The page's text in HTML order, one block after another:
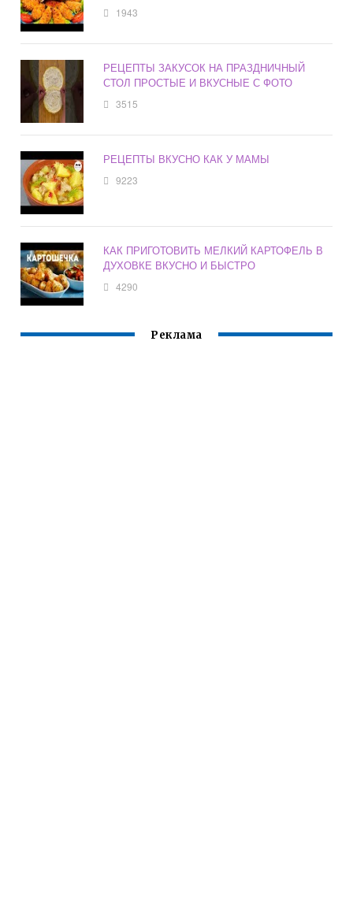
1943
РЕЦЕПТЫ ЗАКУСОК НА ПРАЗДНИЧНЫЙ
СТОЛ ПРОСТЫЕ И ВКУСНЫЕ С ФОТО
3515
РЕЦЕПТЫ ВКУСНО КАК У МАМЫ
9223
КАК ПРИГОТОВИТЬ МЕЛКИЙ КАРТОФЕЛЬ В
ДУХОВКЕ ВКУСНО И БЫСТРО
4290
Реклама